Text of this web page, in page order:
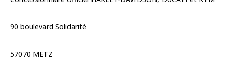
90 boulevard Solidarité
57070 METZ